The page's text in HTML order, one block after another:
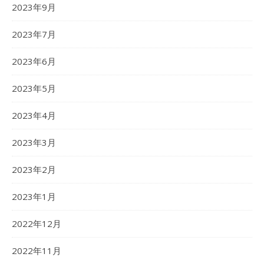
2023年9月
2023年7月
2023年6月
2023年5月
2023年4月
2023年3月
2023年2月
2023年1月
2022年12月
2022年11月